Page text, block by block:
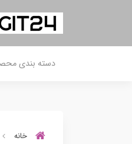
دسته بندی
خانه